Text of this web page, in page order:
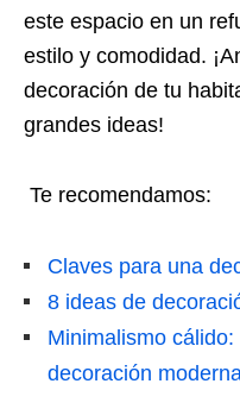
este espacio en un
estilo y comodidad.
decoración de tu
grandes ideas!
Te recomendamos:
Claves para una
8 ideas de
Minimalismo
decoración